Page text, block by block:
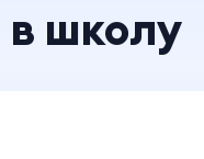
в школу